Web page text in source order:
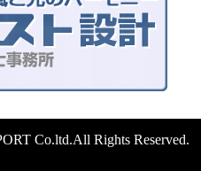
Co.ltd.All Rights Reserved.